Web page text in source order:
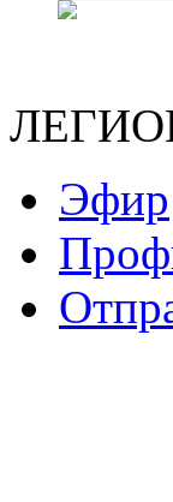
Эфир